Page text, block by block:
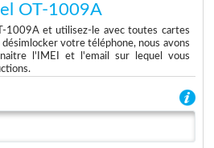
OT-1009A
1009A et utilisez-le avec toutes cartes
votre téléphone, nous avons
l'IMEI et l'email sur lequel vous